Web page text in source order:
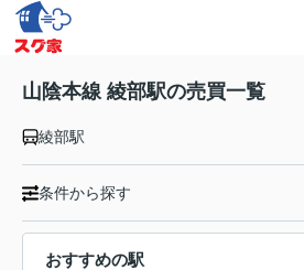
山陰本線 綾部駅の売買一覧
綾部駅
条件から探す
おすすめの駅